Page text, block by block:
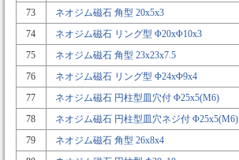
73
ネオジム磁石 角型 20x5x3
74
ネオジム磁石 リング型 Φ20xΦ10x3
75
ネオジム磁石 角型 23x23x7.5
76
ネオジム磁石 リング型 Φ24xΦ9x4
77
ネオジム磁石 円柱型皿穴付 Φ25x5(M6)
78
ネオジム磁石 円柱型皿穴ネジ付 Φ25x5(M6)
79
ネオジム磁石 角型 26x8x4